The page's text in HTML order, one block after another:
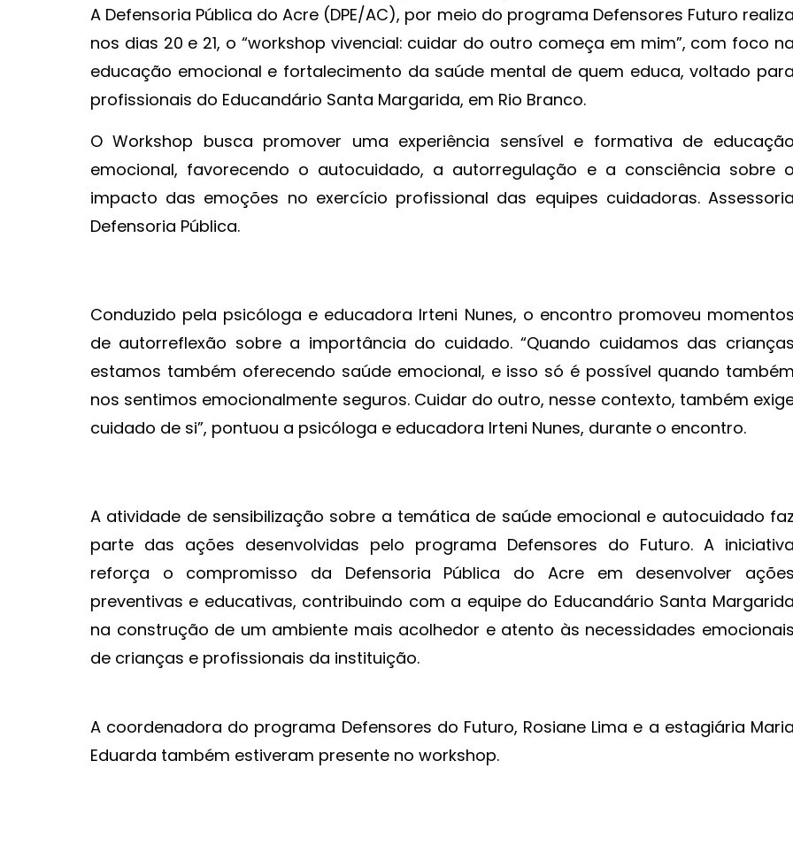
A Defensoria Pública do Acre (DPE/AC), por meio do programa Defensores Futuro realiza
nos dias 20 e 21, o “workshop vivencial: cuidar do outro começa em mim”, com foco na
educação emocional e fortalecimento da saúde mental de quem educa, voltado para
profissionais do Educandário Santa Margarida, em Rio Branco.
O Workshop busca promover uma experiência sensível e formativa de educação
emocional, favorecendo o autocuidado, a autorregulação e a consciência sobre o
impacto das emoções no exercício profissional das equipes cuidadoras. Assessoria
Defensoria Pública.
Conduzido pela psicóloga e educadora Irteni Nunes, o encontro promoveu momentos
de autorreflexão sobre a importância do cuidado. “Quando cuidamos das crianças
estamos também oferecendo saúde emocional, e isso só é possível quando também
nos sentimos emocionalmente seguros. Cuidar do outro, nesse contexto, também
cuidado de si”, pontuou a psicóloga e educadora Irteni Nunes, durante o encontro.
A atividade de sensibilização sobre a temática de saúde emocional e autocuidado faz
parte das ações desenvolvidas pelo programa Defensores do Futuro. A iniciativa
reforça o compromisso da Defensoria Pública do Acre em desenvolver ações
preventivas e educativas, contribuindo com a equipe do Educandário Santa Margarida
na construção de um ambiente mais acolhedor e atento às necessidades emocionais
de crianças e profissionais da instituição.
A coordenadora do programa Defensores do Futuro, Rosiane Lima e a estagiária Maria
Eduarda também estiveram presente no workshop.